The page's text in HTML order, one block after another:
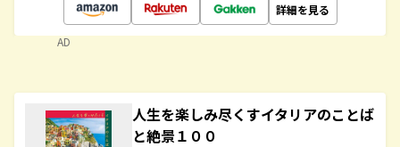
詳細を見る
AD
人生を楽しみ尽くすイタリアのことば
と絶景１００